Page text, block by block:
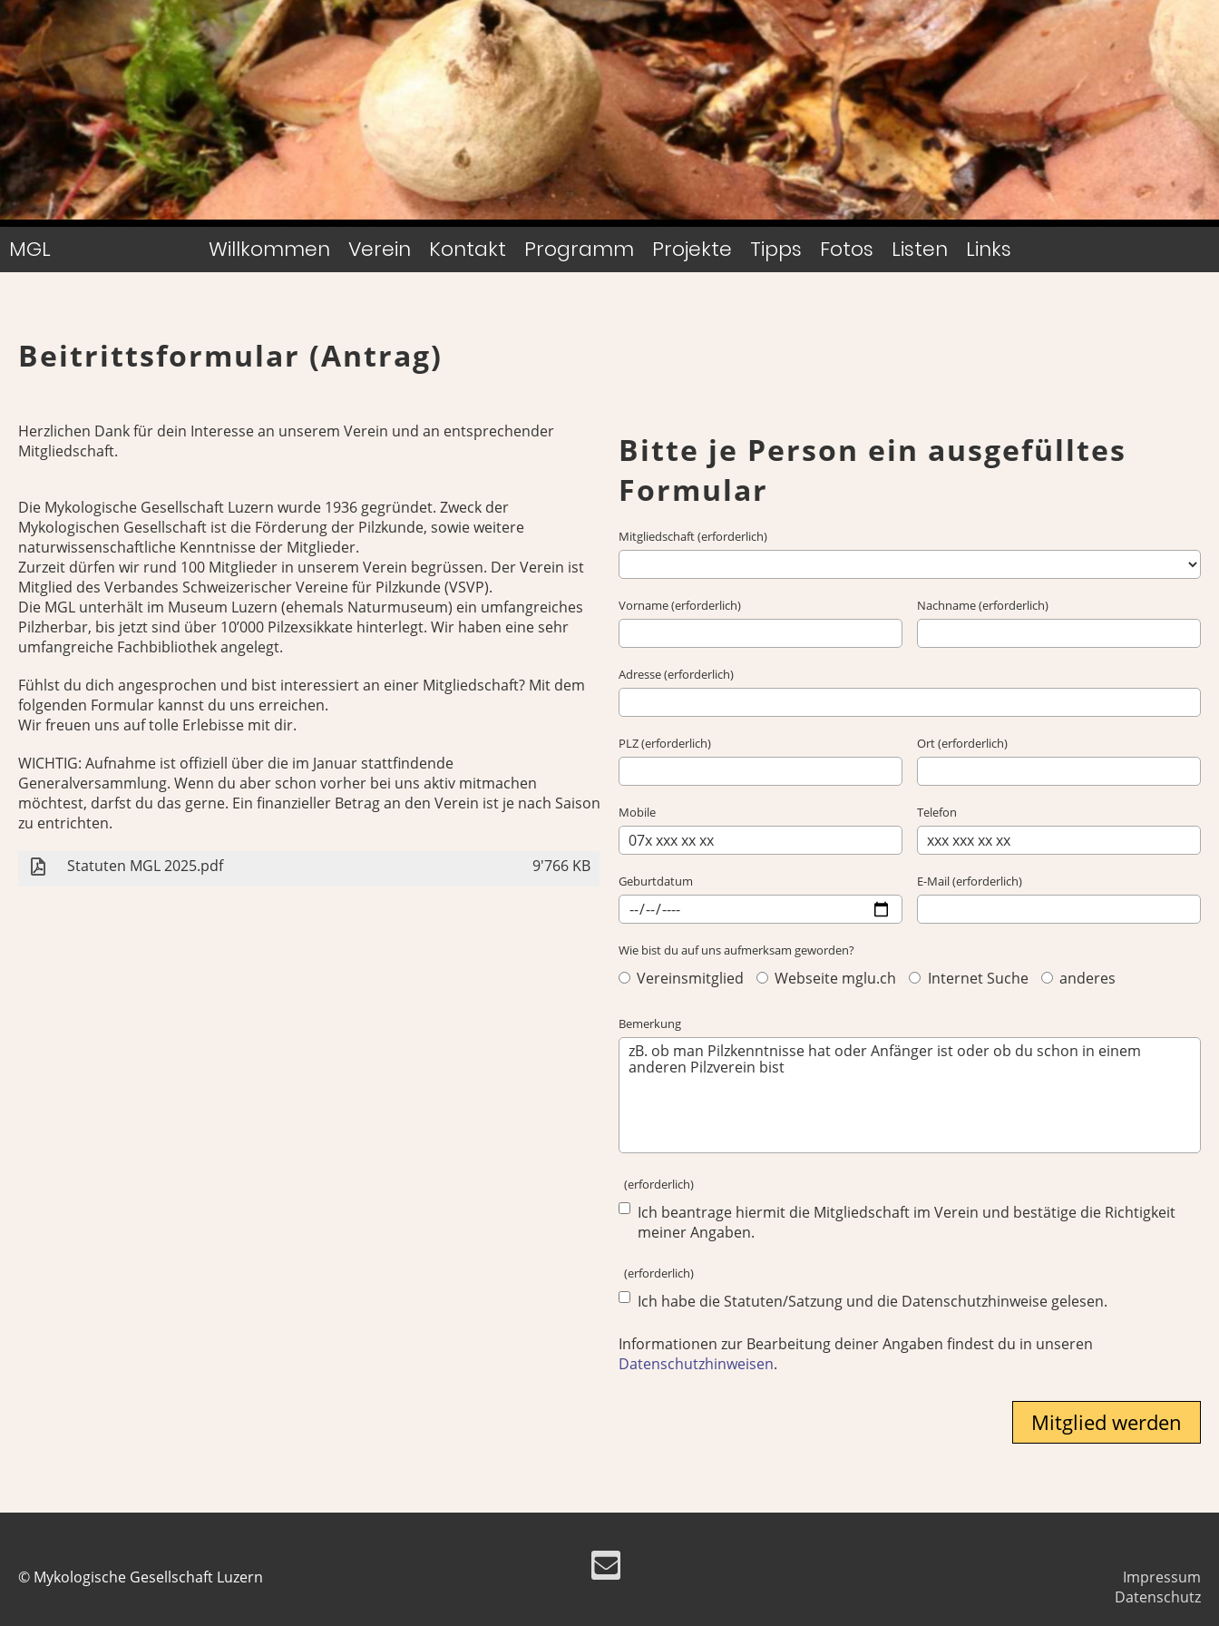
MGL Willkommen Verein Kontakt Programm Projekte Tipps Fotos Listen Links
Beitrittsformular (Antrag)
Herzlichen Dank für dein Interesse an unserem Verein und an entsprechender
Mitgliedschaft.
Die Mykologische Gesellschaft Luzern wurde 1936 gegründet. Zweck der
Mykologischen Gesellschaft ist die Förderung der Pilzkunde, sowie weitere
naturwissenschaftliche Kenntnisse der Mitglieder.
Zurzeit dürfen wir rund 100 Mitglieder in unserem Verein begrüssen. Der Verein ist
Mitglied des Verbandes Schweizerischer Vereine für Pilzkunde (VSVP).
Die MGL unterhält im Museum Luzern (ehemals Naturmuseum) ein umfangreiches
Pilzherbar, bis jetzt sind über 10’000 Pilzexsikkate hinterlegt. Wir haben eine sehr
umfangreiche Fachbibliothek angelegt.
Fühlst du dich angesprochen und bist interessiert an einer Mitgliedschaft? Mit dem
folgenden Formular kannst du uns erreichen.
Wir freuen uns auf tolle Erlebisse mit dir.
WICHTIG: Aufnahme ist offiziell über die im Januar stattfindende
Generalversammlung. Wenn du aber schon vorher bei uns aktiv mitmachen
möchtest, darfst du das gerne. Ein finanzieller Betrag an den Verein ist je nach Saison
zu entrichten.
Statuten MGL 2025.pdf 9'766 KB
Bitte je Person ein ausgefülltes
Formular
Mitgliedschaft (erforderlich)
Vorname (erforderlich) Nachname (erforderlich)
Adresse (erforderlich)
PLZ (erforderlich) Ort (erforderlich)
Mobile Telefon
Geburtdatum E-Mail (erforderlich)
Wie bist du auf uns aufmerksam geworden?
Vereinsmitglied Webseite mglu.ch Internet Suche anderes
Bemerkung
(erforderlich)
Ich beantrage hiermit die Mitgliedschaft im Verein und bestätige die Richtigkeit
meiner Angaben.
(erforderlich)
Ich habe die Statuten/Satzung und die Datenschutzhinweise gelesen.
Informationen zur Bearbeitung deiner Angaben findest du in unseren
Datenschutzhinweisen.
© Mykologische Gesellschaft Luzern
Impressum
Datenschutz